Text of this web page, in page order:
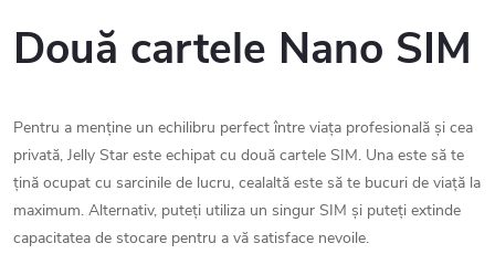
Două cartele Nano SIM
Pentru a menține un echilibru perfect între viața profesională și cea
privată, Jelly Star este echipat cu două cartele SIM. Una este să te
țină ocupat cu sarcinile de lucru, cealaltă este să te bucuri de viață la
maximum. Alternativ, puteți utiliza un singur SIM și puteți extinde
capacitatea de stocare pentru a vă satisface nevoile.